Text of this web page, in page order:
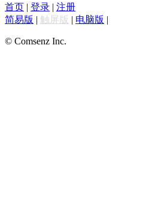
首页 | 登录 | 注册
简易版 | 触屏版 | 电脑版 |
© Comsenz Inc.